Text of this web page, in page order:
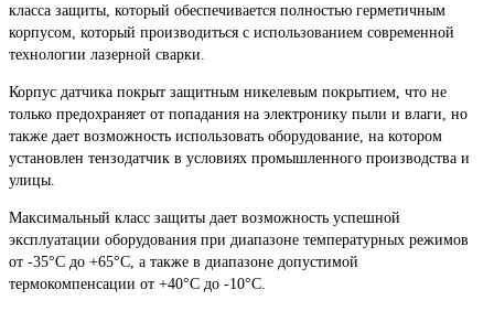
класса защиты, который обеспечивается полностью герметичным
корпусом, который производиться с использованием современной
технологии лазерной сварки.
Корпус датчика покрыт защитным никелевым покрытием, что не
только предохраняет от попадания на электронику пыли и влаги, но
также дает возможность использовать оборудование, на котором
установлен тензодатчик в условиях промышленного производства и
улицы.
Максимальный класс защиты дает возможность успешной
эксплуатации оборудования при диапазоне температурных режимов
от -35°С до +65°С, а также в диапазоне допустимой
термокомпенсации от +40°С до -10°С.